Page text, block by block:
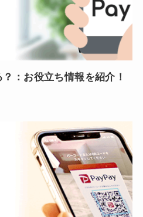
：お役立ち情報を紹介！